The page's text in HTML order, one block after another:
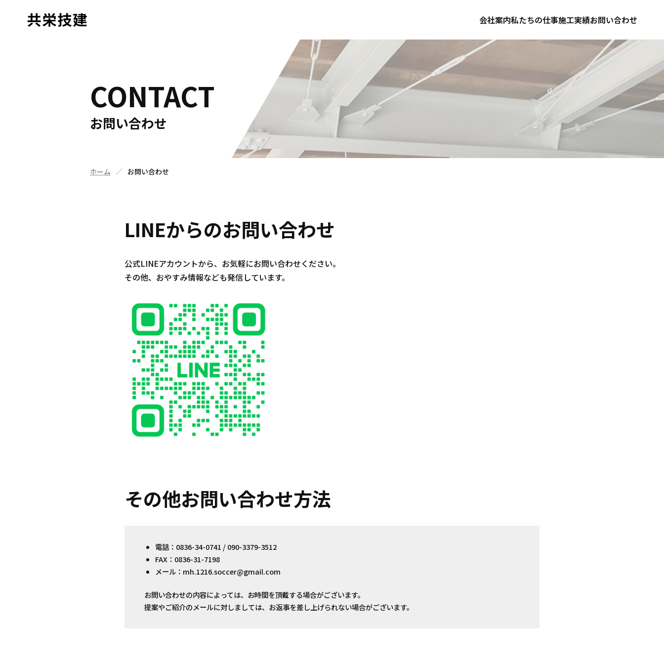
会社案内私たちの仕事施工実績お問い合わせ
CONTACT
お問い合わせ
ホーム お問い合わせ
LINEからのお問い合わせ
公式LINEアカウントから、お気軽にお問い合わせください。
その他、おやすみ情報なども発信しています。
その他お問い合わせ方法
電話：0836-34-0741 / 090-3379-3512
FAX：0836-31-7198
メール：mh.1216.soccer@gmail.com
お問い合わせの内容によっては、お時間を頂戴する場合がございます。
提案やご紹介のメールに対しましては、お返事を差し上げられない場合がございます。